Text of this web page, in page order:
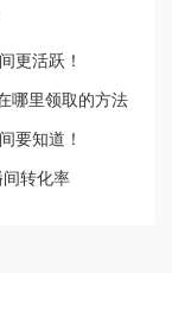
更活跃！
哪里领取的方法
要知道！
转化率